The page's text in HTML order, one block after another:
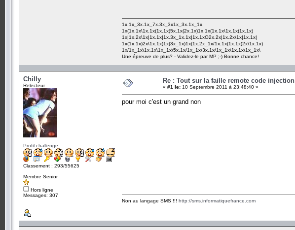
1x.1x_3x.1x_7x.3x_3x1x_3x.1x_1x.
1x(1x.1x\1x.1x(1x.1x)5x.1x(2x.1x)1x.1x(1x.1x\1x.1x(1x.1x)
1x|1x.2x\1x|1x.1x|1x.3x_1x.1x|1x.1xO2x.2x|1x.2x\1x|1x.1x|
1x(1x.1x)2x\1x.1x)1x(3x_1x)1x(1x.2x_1x/1x.1x(1x.1x)2x\1x.1x)
1x/1x_1x\1x.1x\1x_1x\5x.1x/1x_1x\3x.1x/1x_1x\1x.1x\1x_1x\
Une épreuve de plus? - Validez-le par MP ;-) Bonne chance!
Chilly
Relecteur
Profil challenge
Classement : 293/55625
Membre Senior
Hors ligne
Messages: 307
Re : Tout sur la faille remote code injection
« #1 le: 10 Septembre 2011 à 23:48:40 »
pour moi c'est un grand non
Non au langage SMS !!! http://sms.informatiquefrance.com